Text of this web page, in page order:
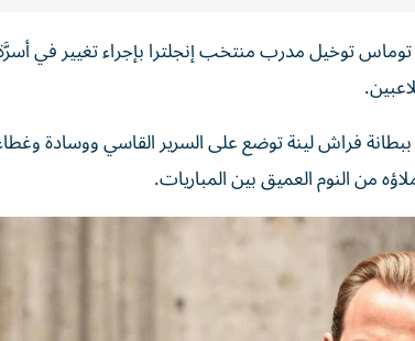
توماس توخيل مدرب منتخب إنجلترا بإجراء تغيير في
ببطانة فراش لينة توضع على السرير القاسي ووسادة
من النوم العميق بين المباريات.